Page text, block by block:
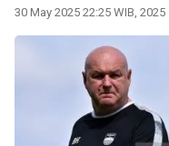
30 May 2025 22:25 WIB, 2025